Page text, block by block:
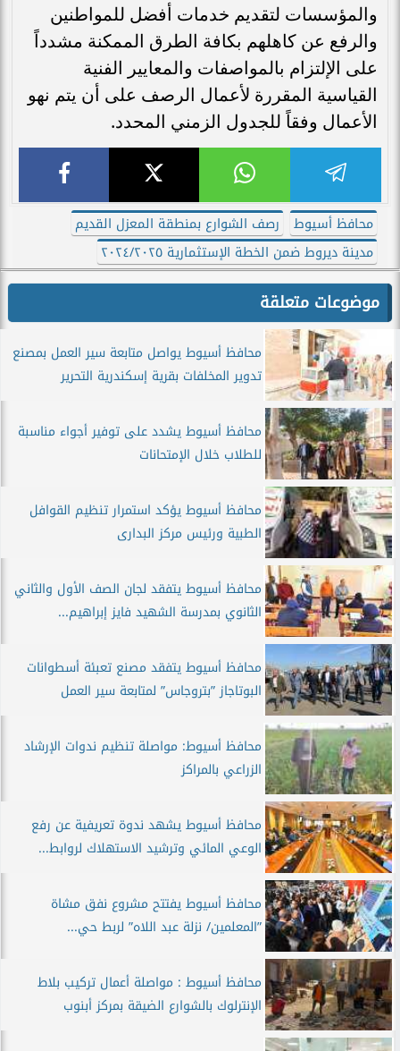
والمؤسسات لتقديم خدمات أفضل للمواطنين
والرفع عن كاهلهم بكافة الطرق الممكنة مشدداً
على الإلتزام بالمواصفات والمعايير الفنية
القياسية المقررة لأعمال الرصف على أن يتم نهو
الأعمال وفقاً للجدول الزمني المحدد.
محافظ أسيوط
رصف الشوارع بمنطقة المعزل القديم
مدينة ديروط ضمن الخطة الإستثمارية ٢٠٢٤/٢٠٢٥
موضوعات متعلقة
محافظ أسيوط يواصل متابعة سير العمل بمصنع
تدوير المخلفات بقرية إسكندرية التحرير
محافظ أسيوط يشدد على توفير أجواء مناسبة
للطلاب خلال الإمتحانات
محافظ أسيوط يؤكد استمرار تنظيم القوافل
الطبية ورئيس مركز البدارى
محافظ أسيوط يتفقد لجان الصف الأول والثاني
الثانوي بمدرسة الشهيد فايز إبراهيم...
محافظ أسيوط يتفقد مصنع تعبئة أسطوانات
البوتاجاز ”بتروجاس” لمتابعة سير العمل
محافظ أسيوط: مواصلة تنظيم ندوات الإرشاد
الزراعي بالمراكز
محافظ أسيوط يشهد ندوة تعريفية عن رفع
الوعي المائي وترشيد الاستهلاك لروابط...
محافظ أسيوط يفتتح مشروع نفق مشاة
”المعلمين/ نزلة عبد اللاه” لربط حي...
محافظ أسيوط : مواصلة أعمال تركيب بلاط
الإنترلوك بالشوارع الضيقة بمركز أبنوب